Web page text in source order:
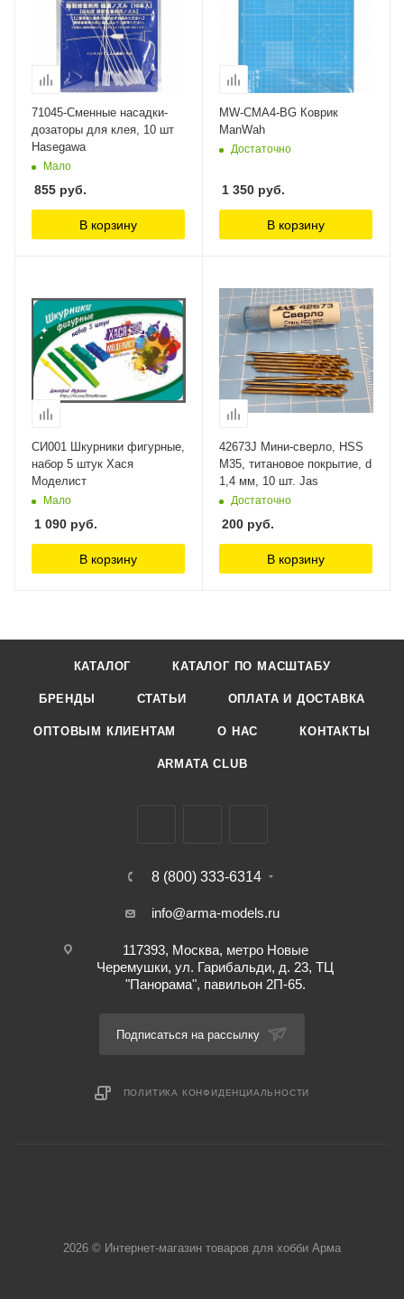
71045-Сменные насадки-
дозаторы для клея, 10 шт
Hasegawa
Мало
855 руб.
В корзину
MW-CMA4-BG Коврик
ManWah
Достаточно
1 350 руб.
В корзину
СИ001 Шкурники фигурные,
набор 5 штук Хася
Моделист
Мало
1 090 руб.
В корзину
42673J Мини-сверло, HSS
M35, титановое покрытие, d
1,4 мм, 10 шт. Jas
Достаточно
200 руб.
В корзину
КАТАЛОГ КАТАЛОГ ПО МАСШТАБУ
БРЕНДЫ СТАТЬИ ОПЛАТА И ДОСТАВКА
ОПТОВЫМ КЛИЕНТАМ О НАС КОНТАКТЫ
ARMATA CLUB
8 (800) 333-6314
info@arma-models.ru
117393, Москва, метро Новые
Черемушки, ул. Гарибальди, д. 23, ТЦ
"Панорама", павильон 2П-65.
Подписаться на рассылку
ПОЛИТИКА КОНФИДЕНЦИАЛЬНОСТИ
2026 © Интернет-магазин товаров для хобби Арма